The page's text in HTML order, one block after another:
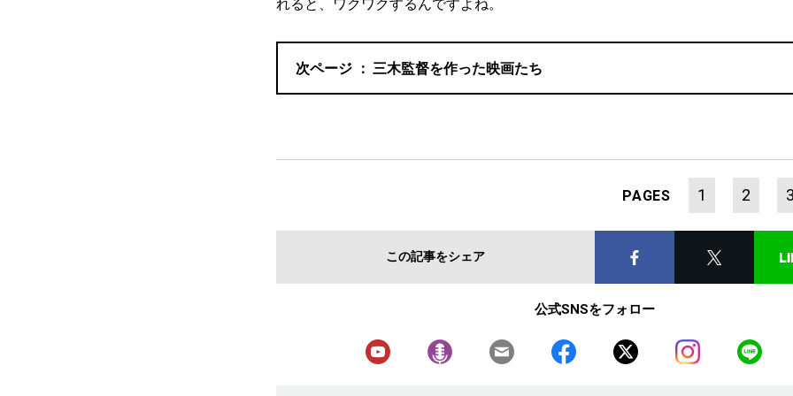
れると、ワクワクするんですよね。
三木監督を作った映画たち
PAGES 1 2 3
この記事をシェア
公式SNSをフォロー